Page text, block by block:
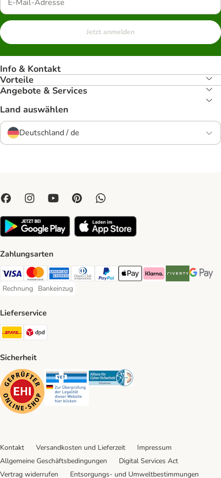
Jetzt anmelden
Info & Kontakt
Vorteile
Angebote & Services
Land auswählen
Deutschland / de
Zahlungsarten
Visa Payment Method
Mastercard Payment Method
American Express Payment Method
Diners Club Payment Method
PayPal Payment Method
Apple Pay Payment Method
Klarna Payment Method
Riverty Payment
Google
Rechnung
Rechnung Payment Method
Bankeinzug
Bankeinzug Payment Method
Lieferservice
DHL Shipping Method
Sicherheit
Security Security Security
Kontakt Versandkosten und Lieferzeit
Impressum
Allgemeine Geschäftsbedingungen
Digital Services Act
Vertrag widerrufen
Entsorgungs- und Umweltbestimmungen